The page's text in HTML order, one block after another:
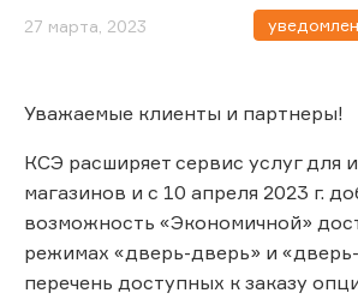
27 марта, 2023
Уважаемые клиенты и партнеры!
КСЭ расширяет сервис услуг для
магазинов и с 10 апреля 2023 г.
возможность «Экономичной»
режимах «дверь-дверь» и
перечень доступных к заказу